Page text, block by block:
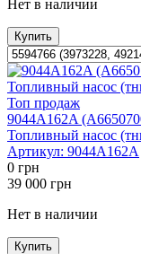
Нет в наличии
Купить
Топ продаж
9044A162A
Топливный насос
Артикул: 9044A162A
0 грн
39 000 грн
Нет в наличии
Купить